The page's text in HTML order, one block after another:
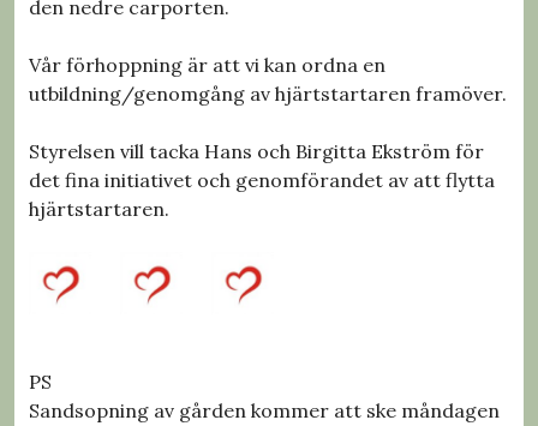
den nedre carporten.
Vår förhoppning är att vi kan ordna en
utbildning/genomgång av hjärtstartaren framöver.
Styrelsen vill tacka Hans och Birgitta Ekström för
det fina initiativet och genomförandet av att flytta
hjärtstartaren.
PS
Sandsopning av gården kommer att ske måndagen